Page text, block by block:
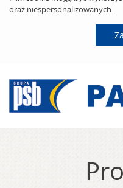
oraz niespersonalizowanych.